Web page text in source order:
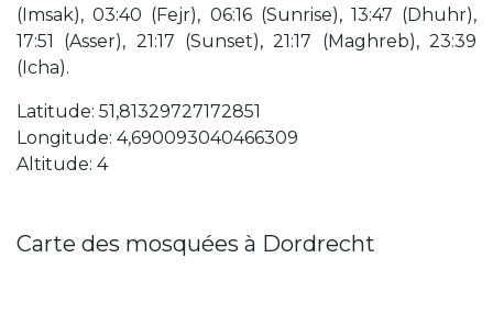
(Imsak), 03:40 (Fejr), 06:16 (Sunrise), 13:47 (Dhuhr),
17:51 (Asser), 21:17 (Sunset), 21:17 (Maghreb), 23:39
(Icha).
Latitude: 51,81329727172851
Longitude: 4,690093040466309
Altitude: 4
Carte des mosquées à Dordrecht